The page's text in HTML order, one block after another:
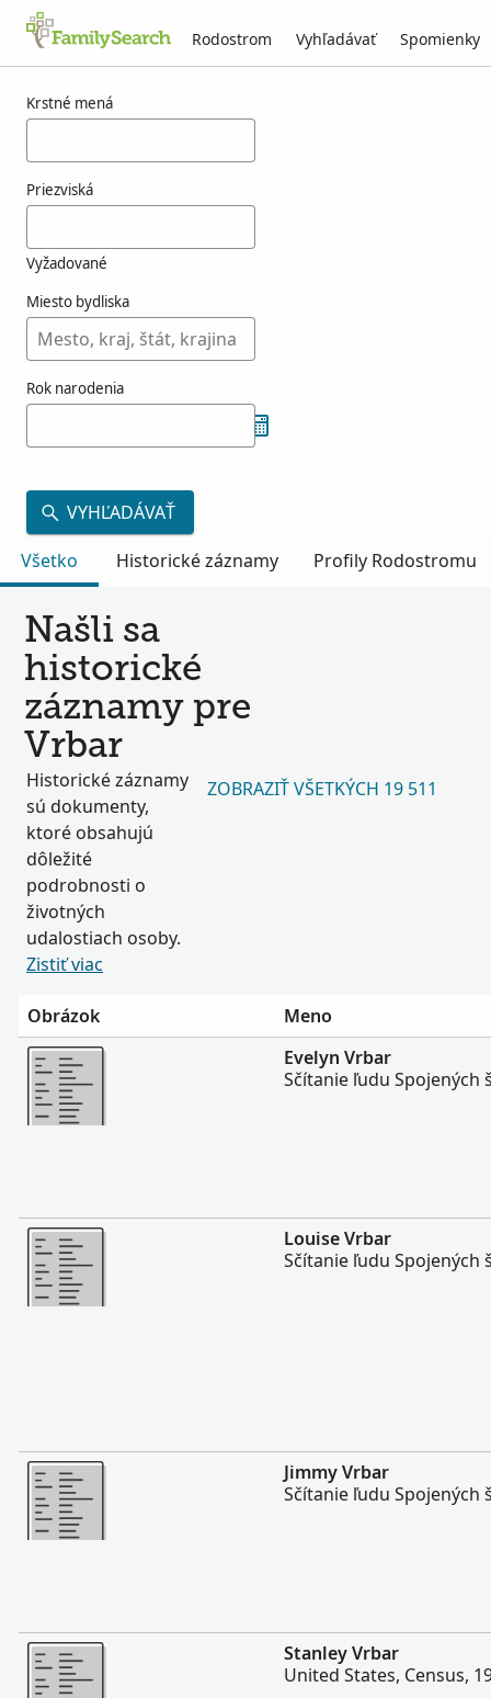
Rodostrom Vyhľadávať Spomienky
Krstné mená
Priezviská
Vyžadované
Miesto bydliska
Rok narodenia
VYHĽADÁVAŤ
Všetko
Historické záznamy Profily Rodostromu
Našli sa
historické
záznamy pre
Vrbar
Historické záznamy
sú dokumenty,
ktoré obsahujú
dôležité
podrobnosti o
životných
udalostiach osoby.
Zistiť viac
ZOBRAZIŤ VŠETKÝCH 19 511
Obrázok
Meno
Viac
Evelyn Vrbar
Sčítanie ľudu Spojených
Viac
Louise Vrbar
Sčítanie ľudu Spojených
Viac
Jimmy Vrbar
Sčítanie ľudu Spojených
Viac
Stanley Vrbar
United States, Census,